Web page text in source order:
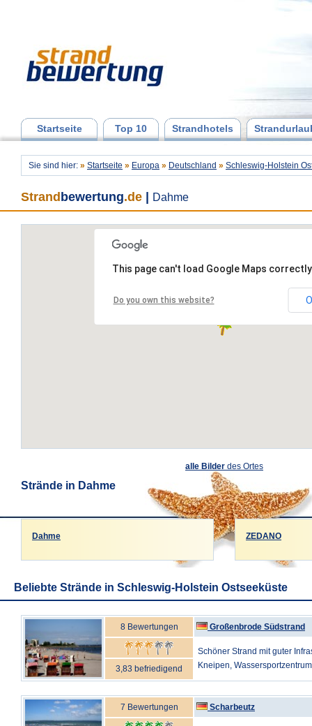
Startseite Top 10 Strandhotels
Sie sind hier: » Startseite » Europa » Deutschland » Schleswig-Holstein
Strand bewertung.de Dahme
This page can't load Google Maps
Do you own this website?
alle Bilder des Ortes
Strände in Dahme
Dahme ZEDANO
Beliebte Strände in Schleswig-Holstein Ostseeküste
8 Bewertungen Großenbrode Südstrand
Schöner Strand mit guter
Kneipen,
3,83 befriedigend
7 Bewertungen Scharbeutz